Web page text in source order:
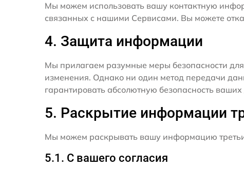
Мы можем использовать вашу контактную
связанных с нашими Сервисами. Вы можете
4. Защита информации
Мы прилагаем разумные меры безопасности
изменения. Однако ни один метод передачи
гарантировать абсолютную безопасность
5. Раскрытие информации
Мы можем раскрывать вашу информацию
5.1. С вашего согласия